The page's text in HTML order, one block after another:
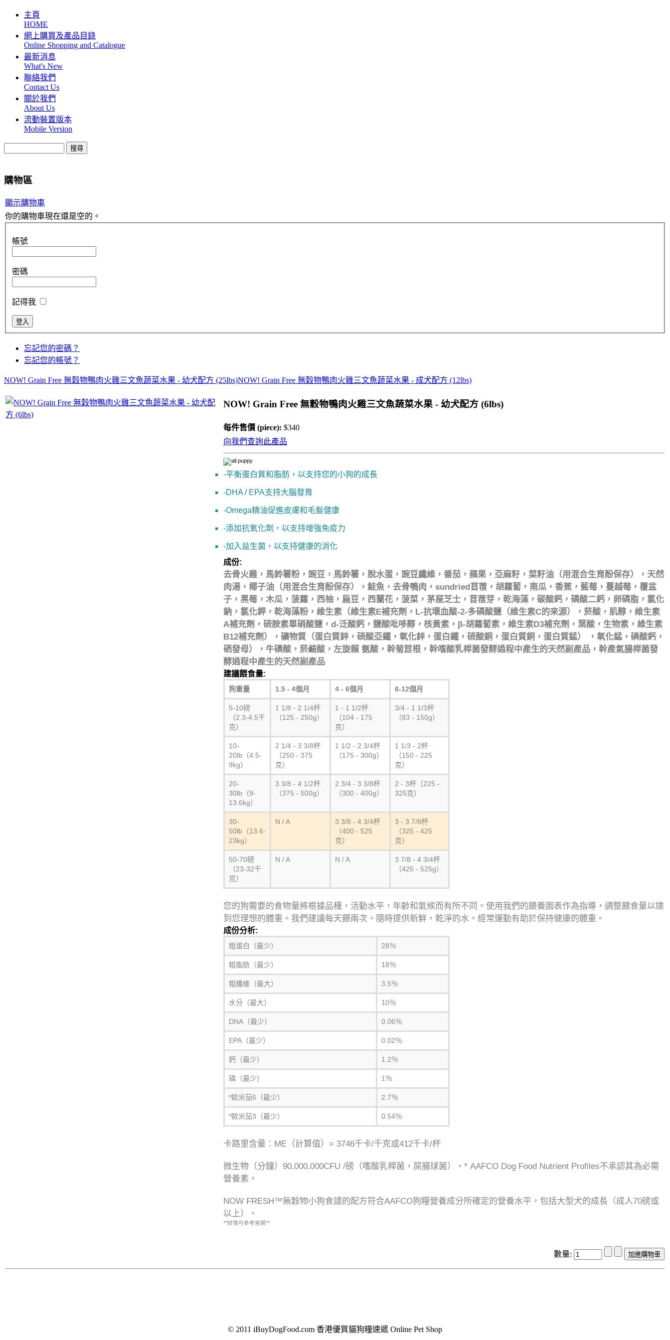
主頁
HOME
網上購買及產品目錄
Online Shopping and Catalogue
最新消息
What's New
聯絡我們
Contact Us
關於我們
About Us
流動裝置版本
Mobile Version
購物區
顯示購物車
你的購物車現在還是空的。
帳號
密碼
記得我
忘記您的密碼？
忘記您的帳號？
NOW! Grain Free 無穀物鴨肉火雞三文魚蔬菜水果 - 幼犬配方 (25lbs)NOW! Grain Free 無穀物鴨肉火雞三文魚蔬菜水果 - 成犬配方 (12lbs)
NOW! Grain Free 無穀物鴨肉火雞三文魚蔬菜水果 - 幼犬配方 (6lbs)
每件售價 (piece): $340
向我們查詢此產品
-平衡蛋白質和脂肪，以支持您的小狗的成長
-DHA / EPA支持大腦發育
-Omega精油促進皮膚和毛髮健康
-添加抗氧化劑，以支持增強免疫力
-加入益生菌，以支持健康的消化
成份:
去骨火雞，馬鈴薯粉，豌豆，馬鈴薯，脫水蛋，豌豆纖維，番茄，蘋果，亞麻籽，菜籽油（用混合生育酚保存），天然
肉湯，椰子油（用混合生育酚保存），鮭魚，去骨鴨肉，sundried苜蓿，胡蘿蔔，南瓜，香蕉，藍莓，蔓越莓，覆盆
子，黑莓，木瓜，菠蘿，西柚，扁豆，西蘭花，菠菜，茅屋芝士，苜蓿芽，乾海藻，碳酸鈣，磷酸二鈣，卵磷脂，氯化
鈉，氯化鉀，乾海藻粉，維生素（維生素E補充劑，L-抗壞血酸-2-多磷酸鹽（維生素C的來源），菸酸，肌醇，維生素
A補充劑，硫胺素單硝酸鹽，d-泛酸鈣，鹽酸吡哆醇，核黃素，β-胡蘿蔔素，維生素D3補充劑，葉酸，生物素，維生素
B12補充劑），礦物質（蛋白質鋅，硫酸亞鐵，氧化鋅，蛋白鐵，硫酸銅，蛋白質銅，蛋白質錳） ，氧化錳，碘酸鈣，
硒發母），牛磺酸，菸鹼酸，左旋賴 氨酸，幹菊苣根，幹嗜酸乳桿菌發酵過程中產生的天然副產品，幹產氣腸桿菌發
酵過程中產生的天然副產品
建議餵食量:
狗重量 1.5 - 4個月 4 - 6個月 6-12個月
5-10磅
（2.3-4.5千
克）
1 1/8 - 2 1/4杯
（125 - 250g）
1 - 1 1/2杯
（104 - 175
克）
3/4 - 1 1/3杯
（83 - 150g）
10-
20lb（4.5-
9kg）
2 1/4 - 3 3/8杯
（250 - 375
克）
1 1/2 - 2 3/4杯
（175 - 300g）
1 1/3 - 2杯
（150 - 225
克）
20-
30lb（9-
13.6kg）
3 3/8 - 4 1/2杯
（375 - 500g）
2 3/4 - 3 3/8杯
（300 - 400g）
2 - 3杯（225 -
325克）
30-
50lb（13.6-
23kg）
N / A
3 3/8 - 4 3/4杯
（400 - 525
克）
3 - 3 7/8杯
（325 - 425
克）
50-70磅
（23-32千
克）
N / A N / A
3 7/8 - 4 3/4杯
（425 - 525g）
您的狗需要的食物量將根據品種，活動水平，年齡和氣候而有所不同。 使用我們的餵養圖表作為指導，調整餵食量以達
到您理想的體重。 我們建議每天餵兩次。 隨時提供新鮮，乾淨的水。 經常運動有助於保持健康的體重。
成份分析:
粗蛋白（最少） 28％
粗脂肪（最少） 18％
粗纖維（最大） 3.5％
水分（最大） 10％
DNA（最少） 0.06％
EPA（最少） 0.02％
鈣（最少） 1.2％
磷（最少） 1％
*歐米茄6（最少） 2.7％
*歐米茄3（最少） 0.54％
卡路里含量：ME（計算值）= 3746千卡/千克或412千卡/杯
微生物（分鐘）90,000,000CFU /磅（嗜酸乳桿菌，屎腸球菌）。 * AAFCO Dog Food Nutrient Profiles不承認其為必需
營養素。
NOW FRESH™無穀物小狗食譜的配方符合AAFCO狗糧營養成分所確定的營養水平，包括大型犬的成長（成人70磅或
以上）。
**詳情可參考官網**
數量:
© 2011 iBuyDogFood.com 香港優質貓狗糧速遞 Online Pet Shop